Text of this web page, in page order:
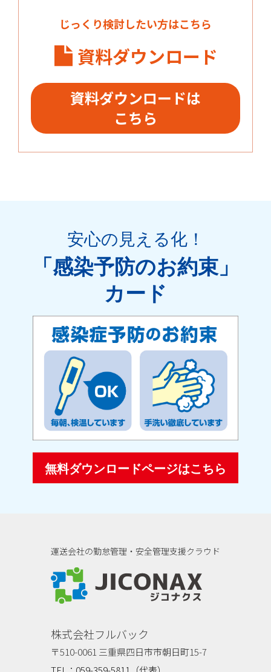
じっくり検討したい方はこちら
資料ダウンロード
資料ダウンロードは
こちら
安心の見える化！
「感染予防のお約束」
カード
無料ダウンロードページはこちら
運送会社の勤怠管理・安全管理支援クラウド
株式会社フルバック
〒510-0061 三重県四日市市朝日町15-7